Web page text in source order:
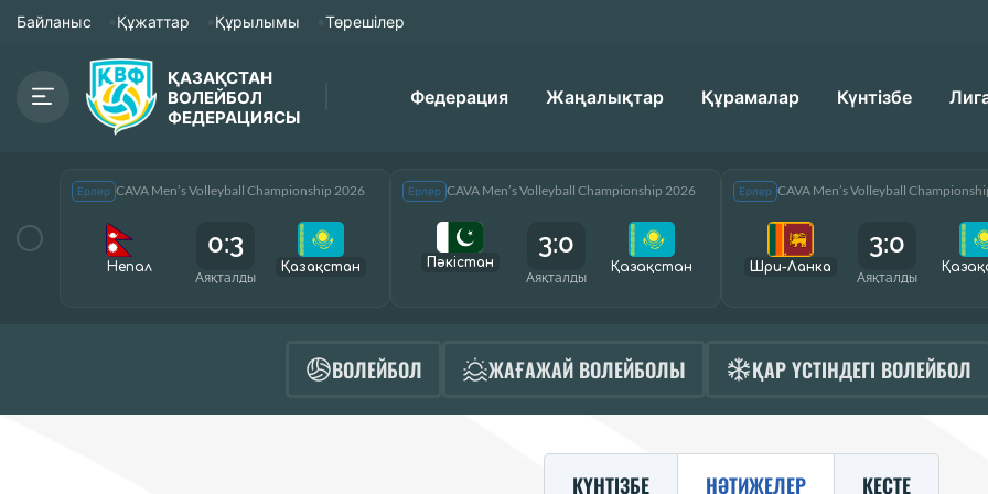
Байланыс Құжаттар Құрылымы Төрешілер
ҚАЗАҚСТАН
ВОЛЕЙБОЛ
ФЕДЕРАЦИЯСЫ
Федерация Жаңалықтар Құрамалар Күнтізбе
Ерлер CAVA Men’s Volleyball Championship 2026
Непал
0:3
Аяқталды
Қазақcтан
Ерлер CAVA Men’s Volleyball Championship 2026
Пәкістан
3:0
Аяқталды
Қазақcтан
Ерлер CAVA Men’s Volleyball
Шри-Ланка
3:0
Аяқталды
ВОЛЕЙБОЛ ЖАҒАЖАЙ ВОЛЕЙБОЛЫ ҚАР ҮСТІНДЕГІ ВОЛЕЙБОЛ
КҮНТІЗБЕ НӘТИЖЕЛЕР КЕСТЕ